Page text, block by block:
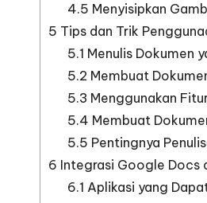
4.5 Menyisipkan
5 Tips dan Trik
5.1 Menulis Dokumen
5.2 Membuat
5.3 Menggunakan
5.4 Membuat
5.5 Pentingnya
6 Integrasi Google Docs
6.1 Aplikasi yang